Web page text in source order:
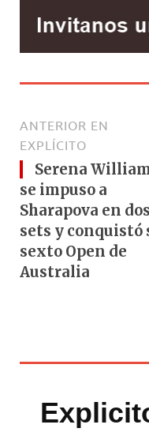
ANTERIOR EN
EXPLÍCITO
Serena
se impuso a
Sharapova en dos
sets y conquistó
sexto Open de
Australia